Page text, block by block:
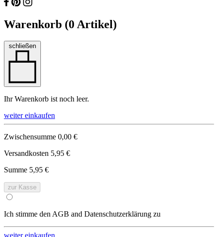
Warenkorb (0 Artikel)
schließen
Ihr Warenkorb ist noch leer.
weiter einkaufen
Zwischensumme 0,00 €
Versandkosten 5,95 €
Summe 5,95 €
zur Kasse
Ich stimme den AGB and Datenschutzerklärung zu
weiter einkaufen